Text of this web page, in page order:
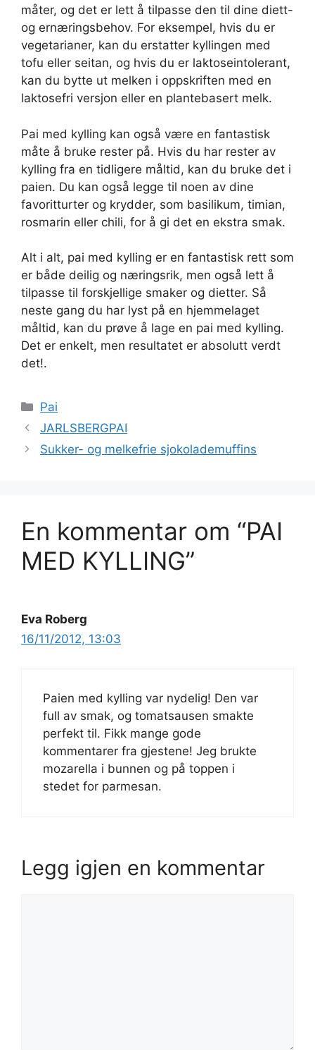
måter, og det er lett å tilpasse den til dine diett-
og ernæringsbehov. For eksempel, hvis du er
vegetarianer, kan du erstatter kyllingen med
tofu eller seitan, og hvis du er laktoseintolerant,
kan du bytte ut melken i oppskriften med en
laktosefri versjon eller en plantebasert melk.
Pai med kylling kan også være en fantastisk
måte å bruke rester på. Hvis du har rester av
kylling fra en tidligere måltid, kan du bruke det i
paien. Du kan også legge til noen av dine
favoritturter og krydder, som basilikum, timian,
rosmarin eller chili, for å gi det en ekstra smak.
Alt i alt, pai med kylling er en fantastisk rett som
er både deilig og næringsrik, men også lett å
tilpasse til forskjellige smaker og dietter. Så
neste gang du har lyst på en hjemmelaget
måltid, kan du prøve å lage en pai med kylling.
Det er enkelt, men resultatet er absolutt verdt
det!.
Kategorier
Pai
JARLSBERGPAI
Sukker- og melkefrie sjokolademuffins
En kommentar om “PAI
MED KYLLING”
Eva Roberg
16/11/2012, 13:03
Paien med kylling var nydelig! Den var
full av smak, og tomatsausen smakte
perfekt til. Fikk mange gode
kommentarer fra gjestene! Jeg brukte
mozarella i bunnen og på toppen i
stedet for parmesan.
Legg igjen en kommentar